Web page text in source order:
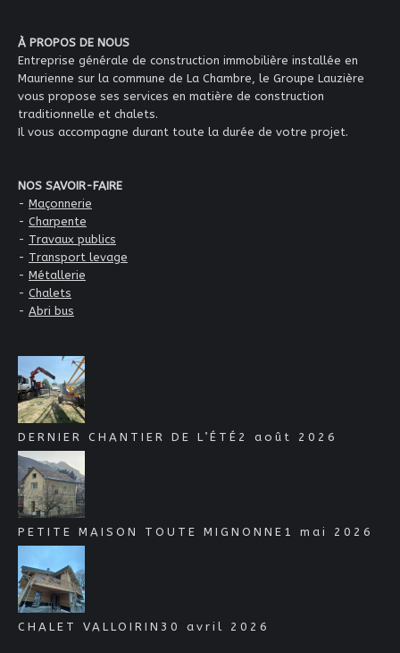
À PROPOS DE NOUS
Entreprise générale de construction immobilière installée en
Maurienne sur la commune de La Chambre, le Groupe Lauzière
vous propose ses services en matière de construction
traditionnelle et chalets.
Il vous accompagne durant toute la durée de votre projet.
NOS SAVOIR-FAIRE
- Maçonnerie
- Charpente
- Travaux publics
- Transport levage
- Métallerie
- Chalets
- Abri bus
DERNIER CHANTIER DE L’ÉTÉ 2 août 2026
PETITE MAISON TOUTE MIGNONNE 1 mai 2026
CHALET VALLOIRIN 30 avril 2026